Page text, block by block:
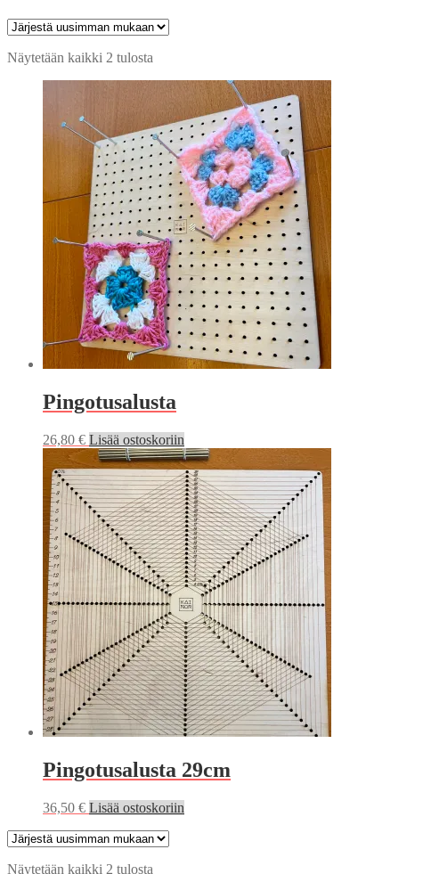
Näytetään kaikki 2 tulosta
Pingotusalusta
26,80 € Lisää ostoskoriin
Pingotusalusta 29cm
36,50 € Lisää ostoskoriin
Näytetään kaikki 2 tulosta